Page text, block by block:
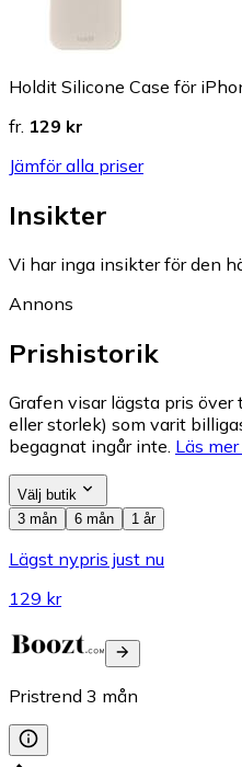
Holdit Silicone Case för
fr. 129 kr
Jämför alla priser
Insikter
Vi har inga insikter för den
Annons
Prishistorik
Grafen visar lägsta pris
eller storlek) som varit
begagnat ingår inte. Läs
Välj butik
3 mån
6 mån 1 år
Lägst nypris just nu
129 kr
Pristrend 3 mån